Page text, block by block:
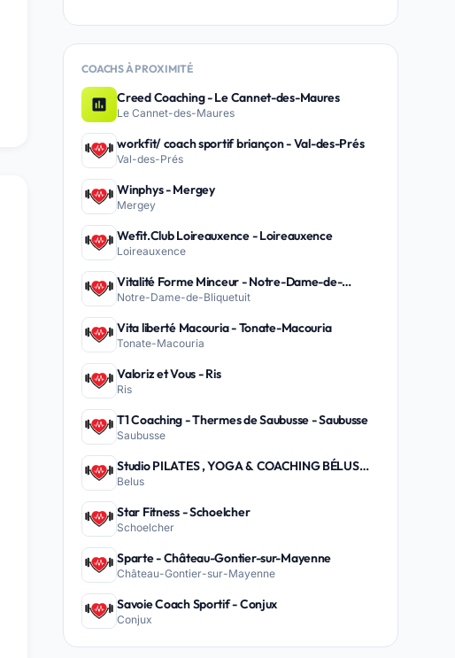
COACHS À PROXIMITÉ
Creed Coaching - Le Cannet-des-Maures
Le Cannet-des-Maures
workfit/ coach sportif briançon - Val-des-Prés
Val-des-Prés
Winphys - Mergey
Mergey
Wefit.Club Loireauxence - Loireauxence
Loireauxence
Vitalité Forme Minceur - Notre-Dame-de-
Bliquetuit
Notre-Dame-de-Bliquetuit
Vita liberté Macouria - Tonate-Macouria
Tonate-Macouria
Valoriz et Vous - Ris
Ris
T1 Coaching - Thermes de Saubusse - Saubusse
Saubusse
Studio PILATES , YOGA & COACHING BÉLUS
PEYREHORADE - Belus
Belus
Star Fitness - Schoelcher
Schoelcher
Sparte - Château-Gontier-sur-Mayenne
Château-Gontier-sur-Mayenne
Savoie Coach Sportif - Conjux
Conjux